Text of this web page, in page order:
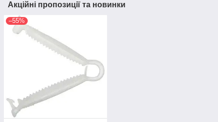
Акційні пропозиції та новинки
–55%